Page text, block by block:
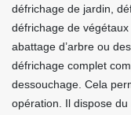
défrichage de jardin,
défrichage de
abattage d’arbre ou
défrichage complet
dessouchage. Cela
opération. Il dispose